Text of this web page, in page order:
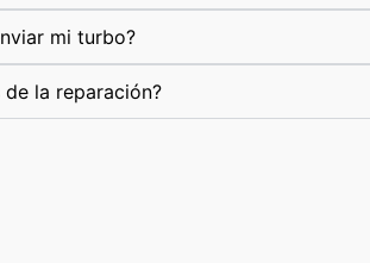
mi turbo?
la reparación?